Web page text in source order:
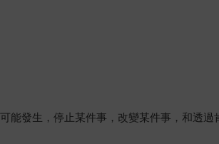
發生，停止某件事，改變某件事，和透